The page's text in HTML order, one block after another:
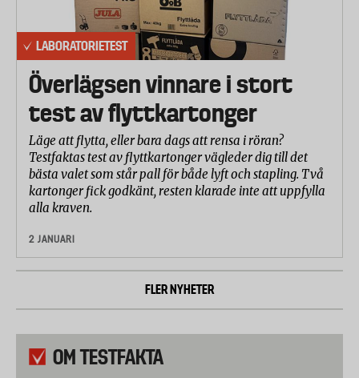
LABORATORIETEST
Överlägsen vinnare i stort
test av flyttkartonger
Läge att flytta, eller bara dags att rensa i röran?
Testfaktas test av flyttkartonger vägleder dig till det
bästa valet som står pall för både lyft och stapling. Två
kartonger fick godkänt, resten klarade inte att uppfylla
alla kraven.
2 JANUARI
FLER NYHETER
OM TESTFAKTA